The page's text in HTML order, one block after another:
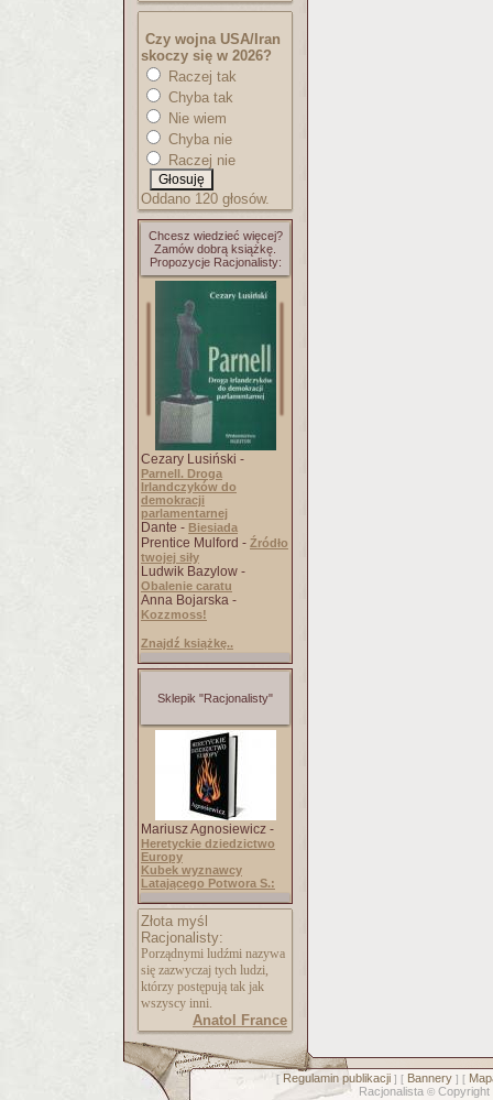
Czy wojna USA/Iran
skoczy się w 2026?
Raczej tak
Chyba tak
Nie wiem
Chyba nie
Raczej nie
Oddano 120 głosów.
Chcesz wiedzieć więcej?
Zamów dobrą książkę.
Propozycje Racjonalisty:
Cezary Lusiński -
Parnell. Droga
Irlandczyków do
demokracji
parlamentarnej
Dante - Biesiada
Prentice Mulford - Źródło
twojej siły
Ludwik Bazylow -
Obalenie caratu
Anna Bojarska -
Kozzmoss!
Znajdź książkę..
Sklepik "Racjonalisty"
Mariusz Agnosiewicz -
Heretyckie dziedzictwo
Europy
Kubek wyznawcy
Latającego Potwora S.:
Złota myśl
Racjonalisty:
Porządnymi ludźmi nazywa
się zazwyczaj tych ludzi,
którzy postępują tak jak
wszyscy inni.
Anatol France
[ Regulamin publikacji] [ Bannery] [
Racjonalista © Copyright